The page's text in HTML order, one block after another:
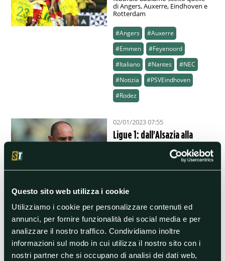
Questo sito web utilizza i cookie
Utilizziamo i cookie per personalizzare contenuti ed
annunci, per fornire funzionalità dei social media e per
analizzare il nostro traffico. Condividiamo inoltre
informazioni sul modo in cui utilizza il nostro sito con i
nostri partner che si occupano di analisi dei dati web,
di Angers, Auxerre, Eindhoven e
Rotterdam
#Angers
#Auxerre
#Emmen
#Feyenoord
#Italiano
#Nantes
#NEC
#Notizia
#PSVEindhoven
#Rodez
02/01/2023 07:55
Ligue 1: dall'Alsazia alla
La diciassettesima giornata di
Ligue 1 si conclude oggi con 4
#Auxerre
#OlympiqueMarsiglia
#Strasbourg
01/01/2023 10:20